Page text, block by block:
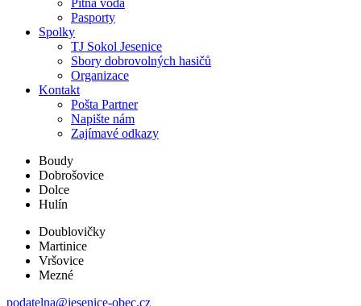
Pitná voda
Pasporty
Spolky
TJ Sokol Jesenice
Sbory dobrovolných hasičů
Organizace
Kontakt
Pošta Partner
Napište nám
Zajímavé odkazy
Boudy
Dobrošovice
Dolce
Hulín
Doublovičky
Martinice
Vršovice
Mezné
podatelna@jesenice-obec.cz